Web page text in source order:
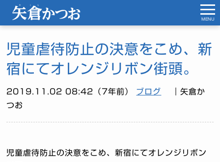
児童虐待防止の決意をこめ、新
宿にてオレンジリボン街頭。
2019.11.02 08:42（7年前） ブログ
｜矢倉か
つお
児童虐待防止の決意をこめ、新宿にてオレンジリボン
MENU